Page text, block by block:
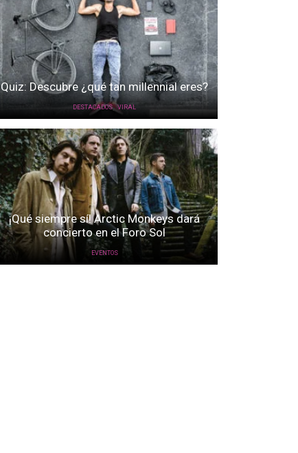
Quiz: Descubre ¿qué tan millennial eres?
DESTACADOS,VIRAL
¡Qué siempre sí! Arctic Monkeys dará
concierto en el Foro Sol
EVENTOS